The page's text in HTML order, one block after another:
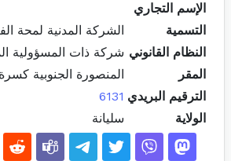
الإسم التجاري
التسمية
الشركة المدنية لمحة
النظام القانوني شركة ذات المسؤولية
المقر
المنصورة الجنوبية كسرة
الترقيم البريدي 6131
الولاية
سليانة